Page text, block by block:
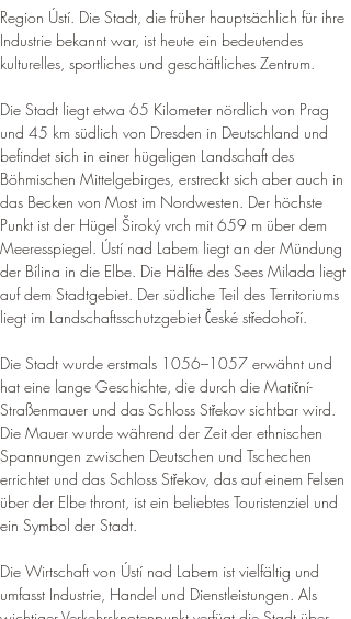
Region Ústí. Die Stadt, die früher hauptsächlich für ihre
Industrie bekannt war, ist heute ein bedeutendes
kulturelles, sportliches und geschäftliches Zentrum.
Die Stadt liegt etwa 65 Kilometer nördlich von Prag
und 45 km südlich von Dresden in Deutschland und
befindet sich in einer hügeligen Landschaft des
Böhmischen Mittelgebirges, erstreckt sich aber auch in
das Becken von Most im Nordwesten. Der höchste
Punkt ist der Hügel Široký vrch mit 659 m über dem
Meeresspiegel. Ústí nad Labem liegt an der Mündung
der Bílina in die Elbe. Die Hälfte des Sees Milada liegt
auf dem Stadtgebiet. Der südliche Teil des Territoriums
liegt im Landschaftsschutzgebiet České středohoří.
Die Stadt wurde erstmals 1056–1057 erwähnt und
hat eine lange Geschichte, die durch die Matiční-
Straßenmauer und das Schloss Střekov sichtbar wird.
Die Mauer wurde während der Zeit der ethnischen
Spannungen zwischen Deutschen und Tschechen
errichtet und das Schloss Střekov, das auf einem Felsen
über der Elbe thront, ist ein beliebtes Touristenziel und
ein Symbol der Stadt.
Die Wirtschaft von Ústí nad Labem ist vielfältig und
umfasst Industrie, Handel und Dienstleistungen. Als